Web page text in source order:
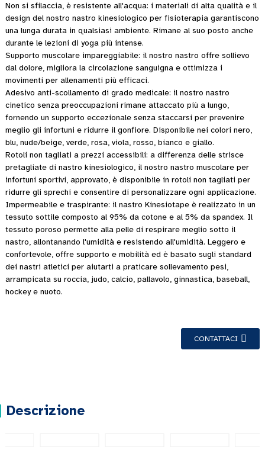
Non si sfilaccia, è resistente all'acqua: i materiali di alta qualità e il
design del nostro nastro kinesiologico per fisioterapia garantiscono
una lunga durata in qualsiasi ambiente. Rimane al suo posto anche
durante le lezioni di yoga più intense.
Supporto muscolare impareggiabile: il nostro nastro offre sollievo
dal dolore, migliora la circolazione sanguigna e ottimizza i
movimenti per allenamenti più efficaci.
Adesivo anti-scollamento di grado medicale: il nostro nastro
cinetico senza preoccupazioni rimane attaccato più a lungo,
fornendo un supporto eccezionale senza staccarsi per prevenire
meglio gli infortuni e ridurre il gonfiore. Disponibile nei colori nero,
blu, nude/beige, verde, rosa, viola, rosso, bianco e giallo.
Rotoli non tagliati a prezzi accessibili: a differenza delle strisce
pretagliate di nastro kinesiologico, il nostro nastro muscolare per
infortuni sportivi, approvato, è disponibile in rotoli non tagliati per
ridurre gli sprechi e consentire di personalizzare ogni applicazione.
Impermeabile e traspirante: il nastro Kinesiotape è realizzato in un
tessuto sottile composto al 95% da cotone e al 5% da spandex. Il
tessuto poroso permette alla pelle di respirare meglio sotto il
nastro, allontanando l'umidità e resistendo all'umidità. Leggero e
confortevole, offre supporto e mobilità ed è basato sugli standard
dei nastri atletici per aiutarti a praticare sollevamento pesi,
arrampicata su roccia, judo, calcio, pallavolo, ginnastica, baseball,
hockey e nuoto.
CONTATTACI
Descrizione